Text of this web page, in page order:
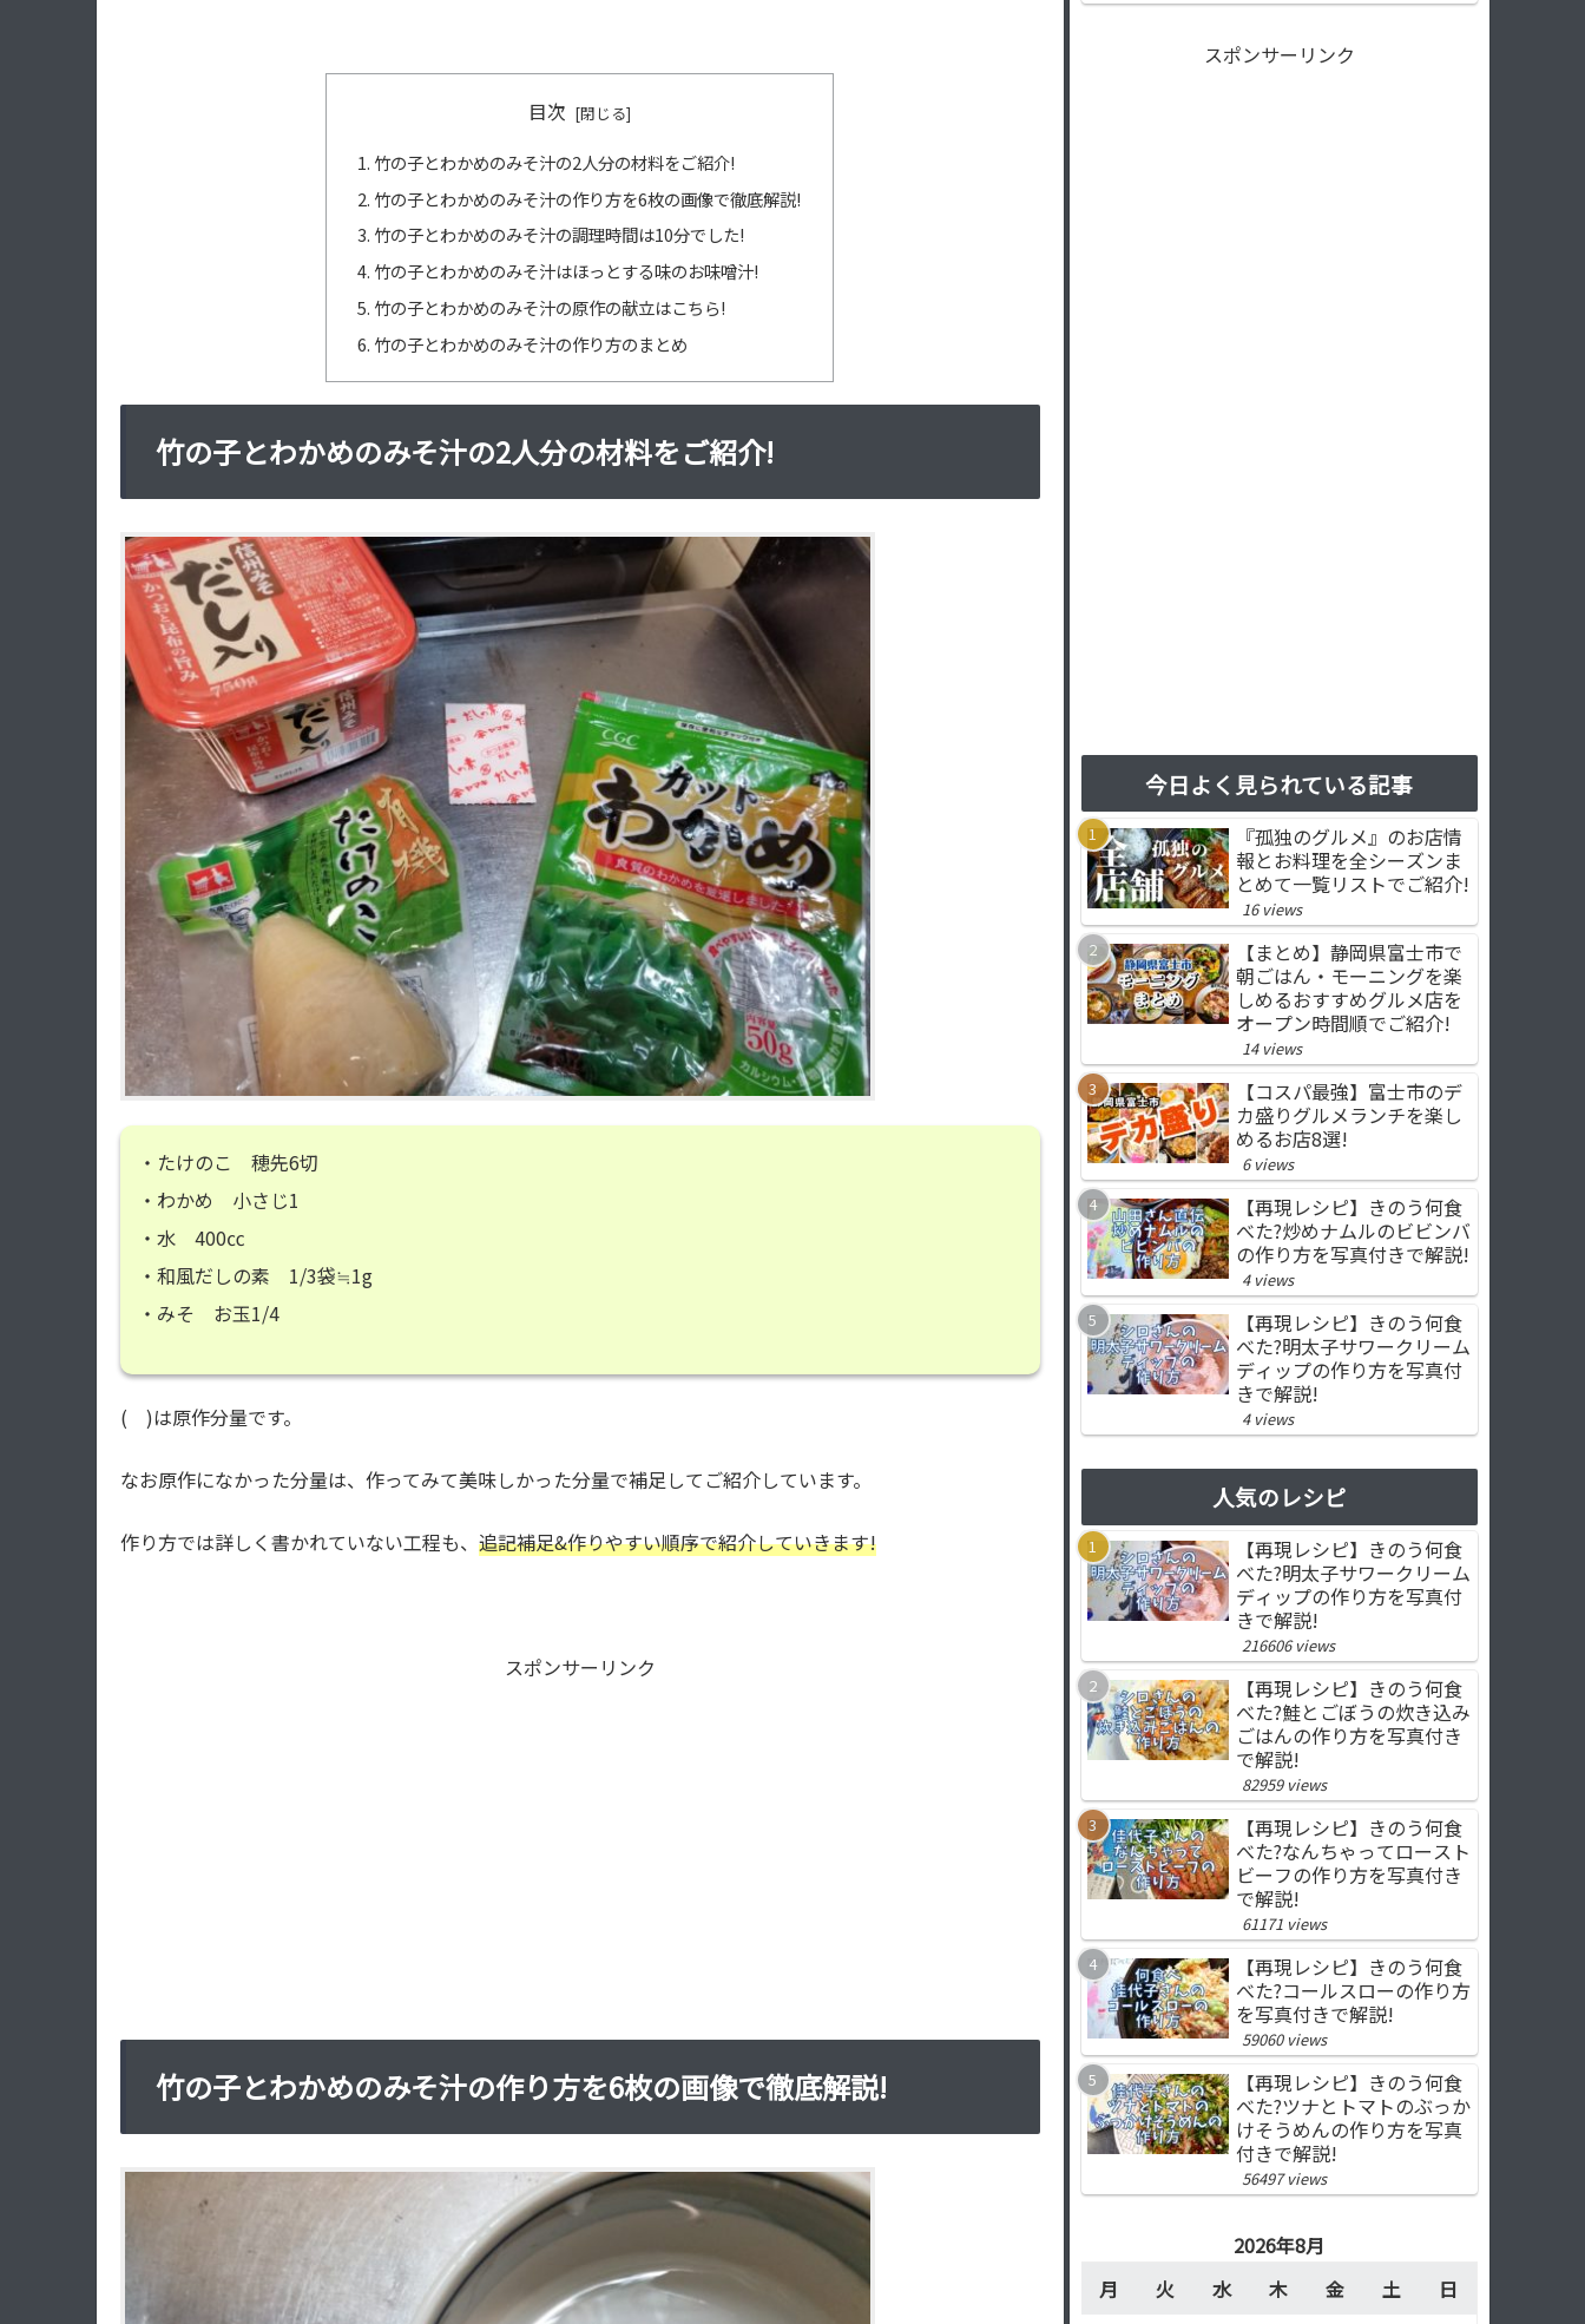
目次
竹の子とわかめのみそ汁の2人分の材料をご紹介!
竹の子とわかめのみそ汁の作り方を6枚の画像で徹底解説!
竹の子とわかめのみそ汁の調理時間は10分でした!
竹の子とわかめのみそ汁はほっとする味のお味噌汁!
竹の子とわかめのみそ汁の原作の献立はこちら!
竹の子とわかめのみそ汁の作り方のまとめ
竹の子とわかめのみそ汁の2人分の材料をご紹介!
・たけのこ 穂先6切
・わかめ 小さじ1
・水 400㏄
・和風だしの素 1/3袋≒1g
・みそ お玉1/4
( )は原作分量です。
なお原作になかった分量は、作ってみて美味しかった分量で補足してご紹介しています。
作り方では詳しく書かれていない工程も、 追記補足&作りやすい順序で紹介していきます!
スポンサーリンク
竹の子とわかめのみそ汁の作り方を6枚の画像で徹底解説!
スポンサーリンク
今日よく見られている記事
『孤独のグルメ』のお店情
報とお料理を全シーズンま
とめて一覧リストでご紹介!
16 views
【まとめ】静岡県富士市で
朝ごはん・モーニングを楽
しめるおすすめグルメ店を
オープン時間順でご紹介!
14 views
【コスパ最強】富士市のデ
カ盛りグルメランチを楽し
めるお店8選!
6 views
【再現レシピ】きのう何食
べた?炒めナムルのビビンバ
の作り方を写真付きで解説!
4 views
【再現レシピ】きのう何食
べた?明太子サワークリーム
ディップの作り方を写真付
きで解説!
4 views
人気のレシピ
【再現レシピ】きのう何食
べた?明太子サワークリーム
ディップの作り方を写真付
きで解説!
216606 views
【再現レシピ】きのう何食
べた?鮭とごぼうの炊き込み
ごはんの作り方を写真付き
で解説!
82959 views
【再現レシピ】きのう何食
べた?なんちゃってロースト
ビーフの作り方を写真付き
で解説!
61171 views
【再現レシピ】きのう何食
べた?コールスローの作り方
を写真付きで解説!
59060 views
【再現レシピ】きのう何食
べた?ツナとトマトのぶっか
けそうめんの作り方を写真
付きで解説!
56497 views
2026年8月
月
火 水 木 金 土
日